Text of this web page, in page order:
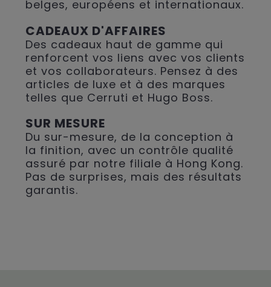
belges, européens et internationaux.
CADEAUX D'AFFAIRES
Des cadeaux haut de gamme qui
renforcent vos liens avec vos clients
et vos collaborateurs. Pensez à des
articles de luxe et à des marques
telles que Cerruti et Hugo Boss.
SUR MESURE
Du sur-mesure, de la conception à
la finition, avec un contrôle qualité
assuré par notre filiale à Hong Kong.
Pas de surprises, mais des résultats
garantis.